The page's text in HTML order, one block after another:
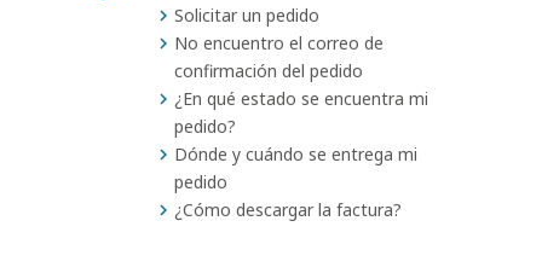
Solicitar un pedido
No encuentro el correo de
confirmación del pedido
¿En qué estado se encuentra mi
pedido?
Dónde y cuándo se entrega mi
pedido
¿Cómo descargar la factura?